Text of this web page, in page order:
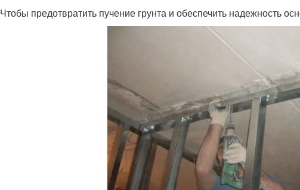
Чтобы предотвратить пучение грунта и обеспечить надежность